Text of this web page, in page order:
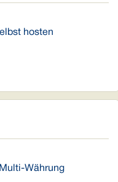
hosten
Währung